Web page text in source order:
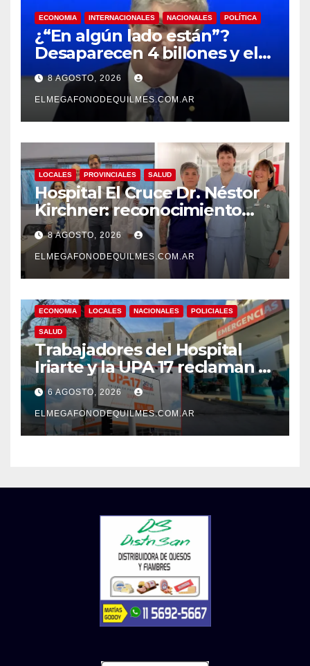
ECONOMIA INTERNACIONALES NACIONALES POLÍTICA
¿“En algún lado están”?
Desaparecen 4 billones y el
presidente del BCRA
responde con una risita
8 AGOSTO, 2026
ELMEGAFONODEQUILMES.COM.AR
LOCALES PROVINCIALES SALUD
Hospital El Cruce Dr. Néstor
Kirchner: reconocimiento
internacional a la calidad de
su atención
8 AGOSTO, 2026
ELMEGAFONODEQUILMES.COM.AR
ECONOMIA LOCALES NACIONALES POLICIALES
SALUD
Trabajadores del Hospital
Iriarte y la UPA 17 reclaman el
pase a planta de becarios y
mejoras laborales
6 AGOSTO, 2026
ELMEGAFONODEQUILMES.COM.AR